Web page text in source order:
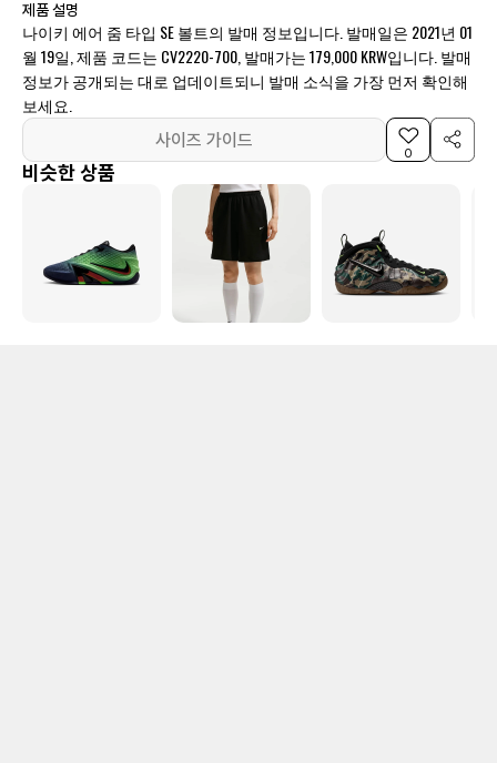
제품 설명
나이키 에어 줌 타입 SE 볼트의 발매 정보입니다. 발매일은 2021년 01
월 19일, 제품 코드는 CV2220-700, 발매가는 179,000 KRW입니다. 발매
정보가 공개되는 대로 업데이트되니 발매 소식을 가장 먼저 확인해
보세요.
사이즈 가이드
0
비슷한 상품